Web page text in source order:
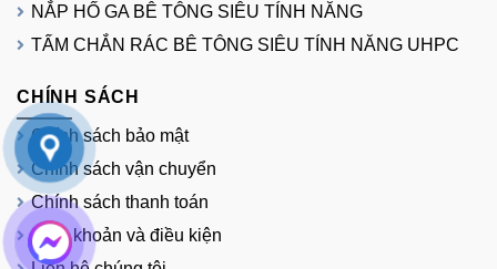
NẮP HỐ GA BÊ TÔNG SIÊU TÍNH NĂNG
TẤM CHẮN RÁC BÊ TÔNG SIÊU TÍNH NĂNG UHPC
CHÍNH SÁCH
Chính sách bảo mật
Chính sách vận chuyển
Chính sách thanh toán
Điều khoản và điều kiện